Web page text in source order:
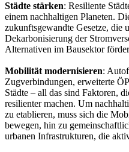
Städte stärken: Resiliente
einem nachhaltigen Planeten.
zukunftsgewandte Gesetze, die
Dekarbonisierung der
Alternativen im Bausektor
Mobilität modernisieren:
Zugverbindungen, erweiterte
Städte – all das sind Faktoren,
resilienter machen. Um
zu etablieren, muss sich die
bewegen, hin zu
urbanen Infrastrukturen, die